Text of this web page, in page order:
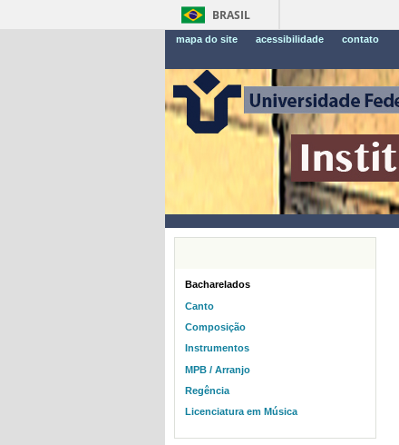
BRASIL
mapa do site acessibilidade contato
Bacharelados
Canto
Composição
Instrumentos
MPB / Arranjo
Regência
Licenciatura em Música